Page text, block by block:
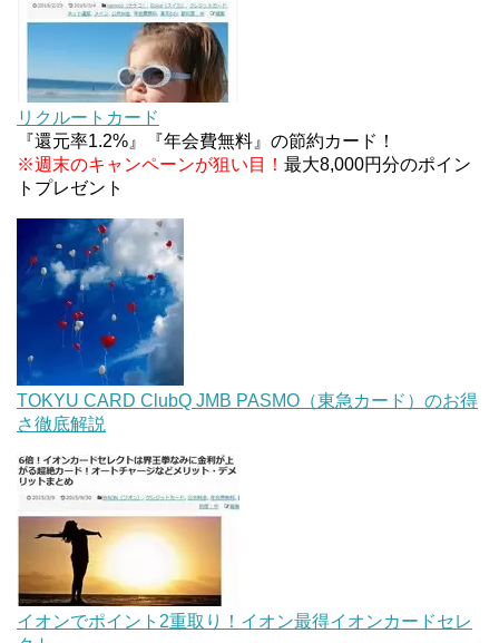
0570を回避する方法
住信SBIネット銀行のデビットカードPoint＋で最大
2%還元！V NEOバンクデビットとどっちが良い？
条件などまとめ
リクルートカード
『還元率1.2%』『年会費無料』の節約カード！
※週末のキャンペーンが狙い目！ 最大8,000円分のポイン
トプレゼント
TOKYU CARD ClubQ JMB PASMO（東急カード）のお得
さ徹底解説
イオンでポイント2重取り！イオン最得イオンカードセレ